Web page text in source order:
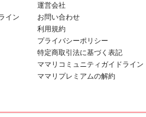
イン
運営会社
お問い合わせ
利用規約
プライバシーポリシー
特定商取引法に基づく表記
ママリコミュニティガイドライン
ママリプレミアムの解約